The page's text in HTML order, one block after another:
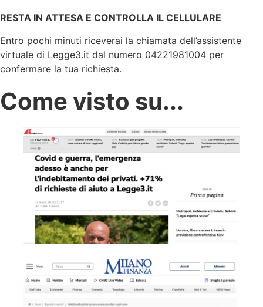
RESTA IN ATTESA E CONTROLLA IL CELLULARE
Entro pochi minuti riceverai la chiamata dell’assistente
virtuale di Legge3.it dal numero 04221981004 per
confermare la tua richiesta.
Come visto su...